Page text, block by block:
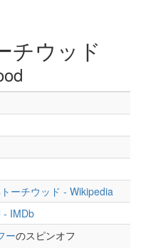
チウッド
ーチウッド - Wikipedia
- IMDb
ーのスピンオフ